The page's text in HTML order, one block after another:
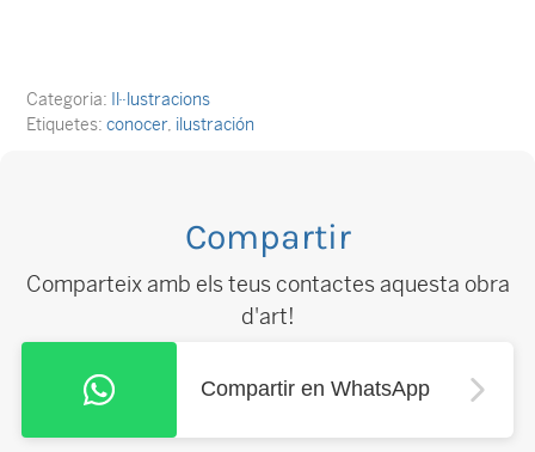
Categoria: Il·lustracions
Etiquetes: conocer, ilustración
Compartir
Comparteix amb els teus contactes aquesta obra
d'art!
Compartir en WhatsApp